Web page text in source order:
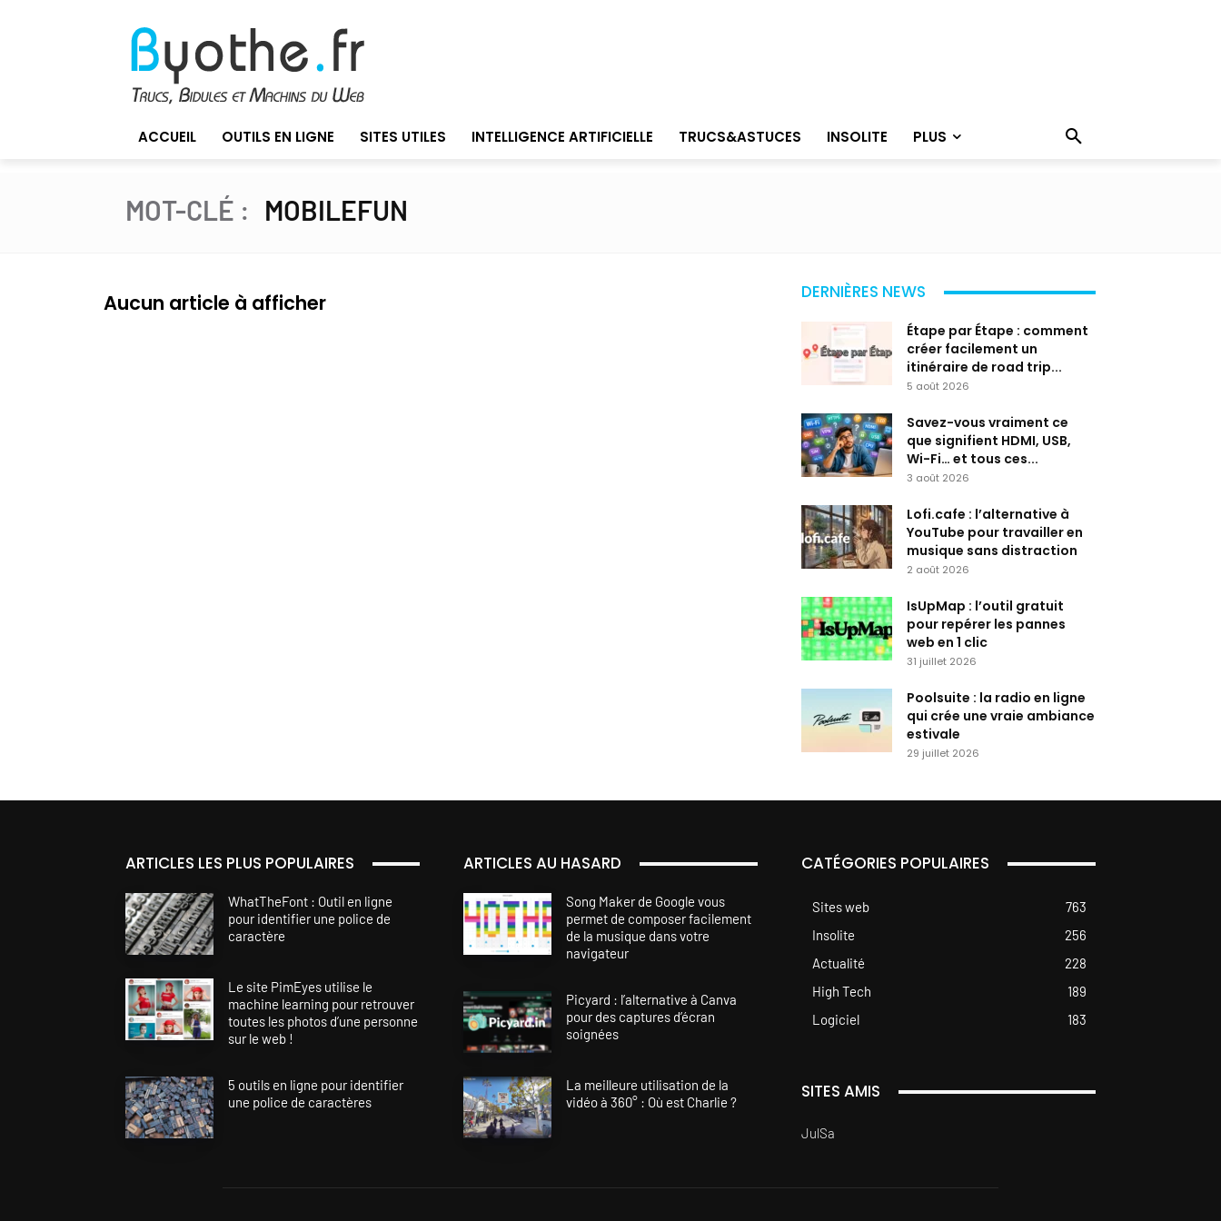
ACCUEIL OUTILS EN LIGNE SITES UTILES INTELLIGENCE ARTIFICIELLE TRUCS&ASTUCES INSOLITE PLUS
MOT-CLÉ : MOBILEFUN
Aucun article à afficher DERNIÈRES NEWS
Étape par Étape : comment
créer facilement un
itinéraire de road trip...
5 août 2026
Savez-vous vraiment ce
que signifient HDMI, USB,
Wi-Fi… et tous ces...
3 août 2026
Lofi.cafe : l’alternative à
YouTube pour travailler en
musique sans distraction
2 août 2026
IsUpMap : l’outil gratuit
pour repérer les pannes
web en 1 clic
31 juillet 2026
Poolsuite : la radio en ligne
qui crée une vraie ambiance
estivale
29 juillet 2026
ARTICLES LES PLUS POPULAIRES
WhatTheFont : Outil en ligne
pour identifier une police de
caractère
Le site PimEyes utilise le
machine learning pour retrouver
toutes les photos d’une personne
sur le web !
5 outils en ligne pour identifier
une police de caractères
ARTICLES AU HASARD
Song Maker de Google vous
permet de composer facilement
de la musique dans votre
navigateur
Picyard : l’alternative à Canva
pour des captures d’écran
soignées
La meilleure utilisation de la
vidéo à 360° : Où est Charlie ?
CATÉGORIES POPULAIRES
Sites web
763
Insolite
256
Actualité
228
High Tech
189
Logiciel
183
SITES AMIS
JulSa